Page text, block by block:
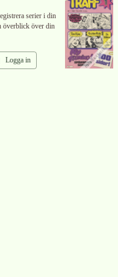
serier i din
överblick över din
Logga in